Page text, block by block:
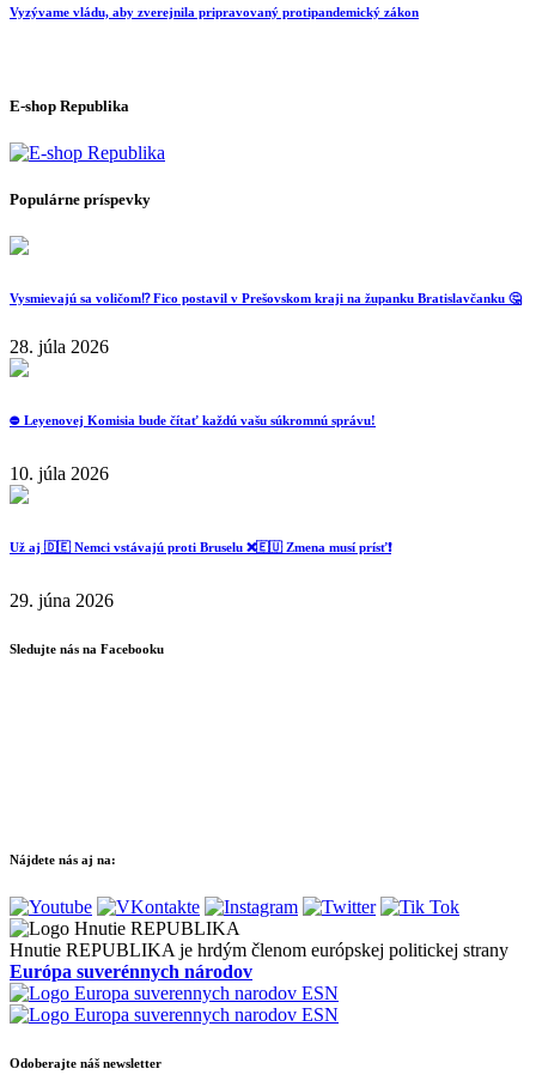
Vyzývame vládu, aby zverejnila pripravovaný protipandemický zákon
E-shop Republika
Populárne príspevky
Vysmievajú sa voličom⁉️ Fico postavil v Prešovskom kraji na županku Bratislavčanku 🤔
28. júla 2026
⛔️ Leyenovej Komisia bude čítať každú vašu súkromnú správu!
10. júla 2026
Už aj 🇩🇪 Nemci vstávajú proti Bruselu ❌️🇪🇺 Zmena musí prísť❗️
29. júna 2026
Sledujte nás na Facebooku
Nájdete nás aj na:
Hnutie REPUBLIKA je hrdým členom európskej politickej strany
Európa suverénnych národov
Odoberajte náš newsletter